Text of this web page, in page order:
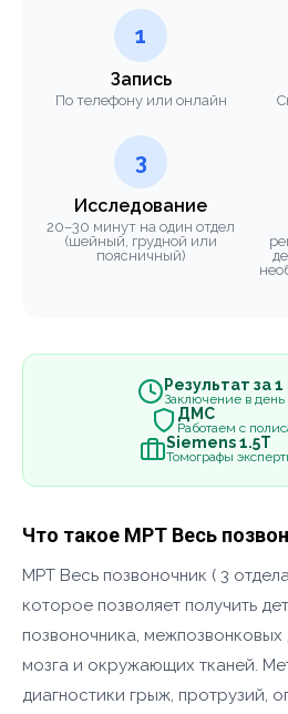
1
Запись
По телефону или онлайн
3
Исследование
20–30 минут на один отдел
(шейный, грудной или
поясничный)
Результат за 1
Заключение в
ДМС
Работаем с
Siemens 1.5Т
Томографы
Что такое МРТ Весь
МРТ Весь позвоночник ( 3
которое позволяет получить
позвоночника, межпозвонковых
мозга и окружающих тканей.
диагностики грыж, протрузий,